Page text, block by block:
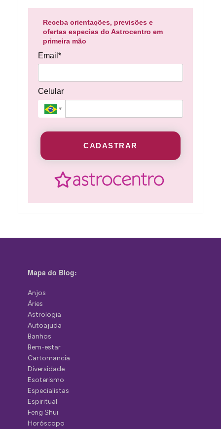
Receba orientações, previsões e
ofertas especias do Astrocentro em
primeira mão
Email*
Celular
CADASTRAR
Mapa do Blog:
Anjos
Áries
Astrologia
Autoajuda
Banhos
Bem-estar
Cartomancia
Diversidade
Esoterismo
Especialistas
Espiritual
Feng Shui
Horóscopo